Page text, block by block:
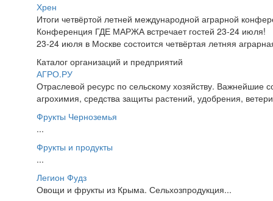
Хрен
Итоги четвёртой летней международной аграрной
Конференция ГДЕ МАРЖА встречает гостей 23-24 июля!
23-24 июля в Москве состоится четвёртая летняя
Каталог организаций и предприятий
АГРО.РУ
Отраслевой ресурс по сельскому хозяйству. Важнейшие
агрохимия, средства защиты растений, удобрения,
Фрукты Черноземья
...
Фрукты и продукты
...
Легион Фудз
Овощи и фрукты из Крыма. Сельхозпродукция...